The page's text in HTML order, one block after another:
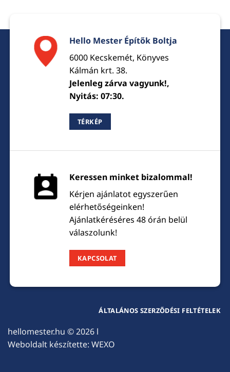
Hello Mester Építők Boltja
6000 Kecskemét, Könyves
Kálmán krt. 38.
Jelenleg zárva vagyunk!,
Nyitás: 07:30.
TÉRKÉP
Keressen minket bizalommal!
Kérjen ajánlatot egyszerűen
elérhetőségeinken!
Ajánlatkéréséres 48 órán belül
válaszolunk!
KAPCSOLAT
hellomester.hu © 2026 l
Weboldalt készítette: WEXO
ÁLTALÁNOS SZERZŐDÉSI FELTÉTELEK